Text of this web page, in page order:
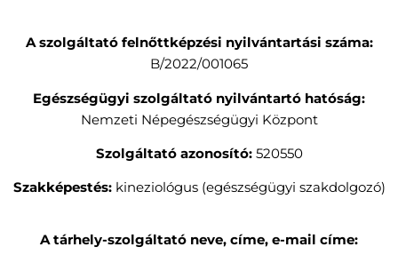
A szolgáltató felnőttképzési nyilvántartási száma:
B/2022/001065
Egészségügyi szolgáltató nyilvántartó hatóság:
Nemzeti Népegészségügyi Központ
Szolgáltató azonosító:520550
Szakképestés:kineziológus (egészségügyi szakdolgozó)
A tárhely-szolgáltató neve, címe, e-mail címe: